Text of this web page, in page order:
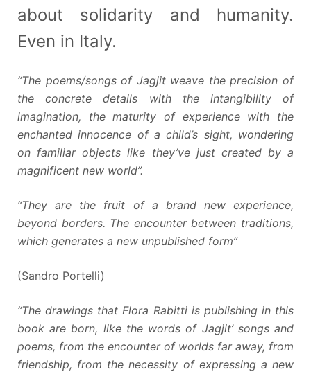
about solidarity and humanity.
Even in Italy.
“The poems/songs of Jagjit weave the precision of
the concrete details with the intangibility of
imagination, the maturity of experience with the
enchanted innocence of a child’s sight, wondering
on familiar objects like they’ve just created by a
magnificent new world”.
“They are the fruit of a brand new experience,
beyond borders. The encounter between traditions,
which generates a new unpublished form”
(Sandro Portelli)
“The drawings that Flora Rabitti is publishing in this
book are born, like the words of Jagjit’ songs and
poems, from the encounter of worlds far away, from
friendship, from the necessity of expressing a new